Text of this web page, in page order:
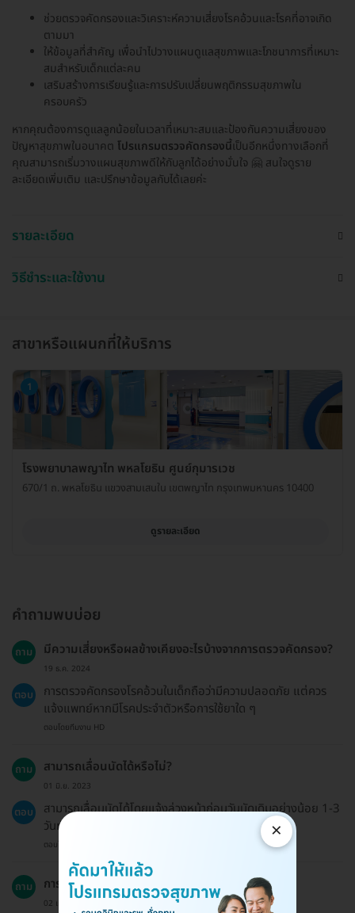
ช่วยตรวจคัดกรองและวิเคราะห์ความเสี่ยงโรคอ้วนและโรคที่อาจเกิด
ตามมา
ให้ข้อมูลที่สำคัญ เพื่อนำไปวางแผนดูแลสุขภาพและโภชนาการที่เหมาะ
สมสำหรับเด็กแต่ละคน
เสริมสร้างการเรียนรู้และการปรับเปลี่ยนพฤติกรรมสุขภาพใน
ครอบครัว
หากคุณต้องการดูแลลูกน้อยในเวลาที่เหมาะสมและป้องกันความเสี่ยงของ
ปัญหาสุขภาพในอนาคต โปรแกรมตรวจคัดกรองนี้เป็นอีกหนึ่งทางเลือกที่
คุณสามารถเริ่มวางแผนสุขภาพดีให้กับลูกได้อย่างมั่นใจ 🤗 สนใจดูราย
ละเอียดเพิ่มเติม และปรึกษาข้อมูลกับได้เลยค่ะ
รายละเอียด
วิธีชำระและใช้งาน
สาขาหรือแผนกที่ให้บริการ
1
โรงพยาบาลพญาไท พหลโยธิน ศูนย์กุมารเวช
670/1 ถ. พหลโยธิน แขวงสามเสนใน เขตพญาไท กรุงเทพมหานคร 10400
ดูรายละเอียด
คำถามพบบ่อย
ถาม มีความเสี่ยงหรือผลข้างเคียงอะไรบ้างจากการตรวจคัดกรอง?
19 ธ.ค. 2024
ตอบ
การตรวจคัดกรองโรคอ้วนในเด็กถือว่ามีความปลอดภัย แต่ควร
แจ้งแพทย์หากมีโรคประจำตัวหรือการใช้ยาใด ๆ
ตอบโดยทีมงาน HD
ถาม สามารถเลื่อนนัดได้หรือไม่?
01 มิ.ย. 2023
ตอบ
สามารถเลื่อนนัดได้โดยแจ้งล่วงหน้าก่อนวันนัดเดิมอย่างน้อย 1-3
วันทำการ
ตอบโดยทีมงาน HD
ถาม การใช้ประกันสังคมสำหรับแพ็กเกจนี้ได้หรือไม่?
02 เม.ย. 2023
×